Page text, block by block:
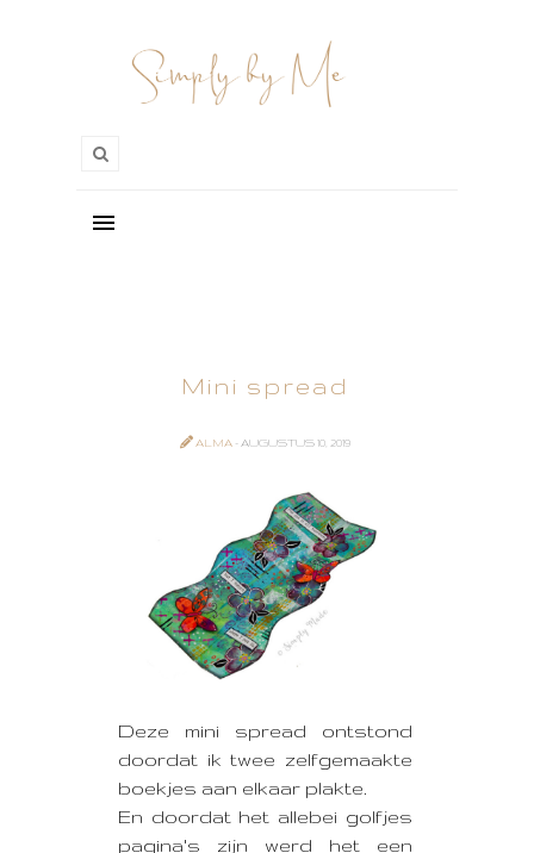
Mini spread
ALMA - AUGUSTUS 10, 2019
Deze mini spread ontstond
doordat ik twee zelfgemaakte
boekjes aan elkaar plakte.
En doordat het allebei golfjes
pagina's zijn werd het een